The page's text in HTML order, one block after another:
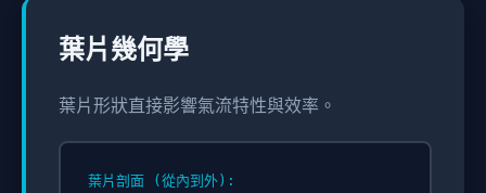
葉片幾何學
葉片形狀直接影響氣流特性與效率。
葉片剖面 (從內到外):